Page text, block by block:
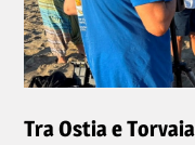
Tra Ostia e